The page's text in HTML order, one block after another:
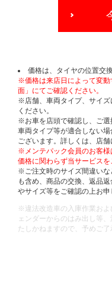
価格は、タイヤの位置交
※価格は来店日によって変
面」にてご確認ください。
※店舗、車両タイプ、サイ
ください。
※お車を店頭で確認し、ご選
車両タイプ等が適合しない
ございます。詳しくは、店舗
※メンテパック会員のお客
価格に関わらず当サービスを
※ご注文時のサイズ間違いな
も含め、商品の交換、返品
やサイズ等をご確認の上お申
※違法改造車の入庫作業およ
ェンダーからのはみ出し等
たしかねますので、予めご了